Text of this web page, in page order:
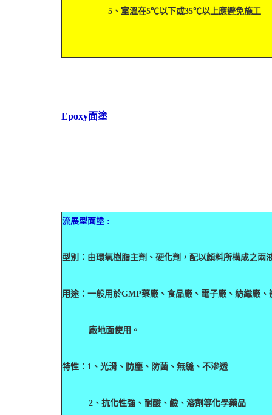
5、室溫在5℃以下或35℃以上應避免施工
Epoxy面塗
流展型面塗 :
型別：由環氧樹脂主劑、硬化劑，配以顏料所構成之兩
用途：一般用於GMP藥廠、食品廠、電子廠、紡織廠
廠地面使用。
特性： 1 、光滑、防塵、防菌、無縫、不滲透
2 、抗化性強、耐酸、鹼、溶劑等化學藥品